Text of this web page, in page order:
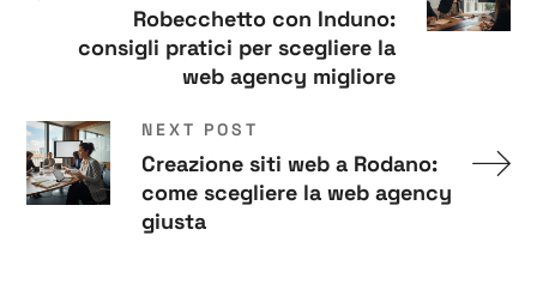
Robecchetto con Induno:
consigli pratici per scegliere la
web agency migliore
NEXT POST
Creazione siti web a Rodano:
come scegliere la web agency
giusta